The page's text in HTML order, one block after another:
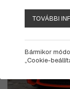
TOVÁBBI
Bármikor
„Cookie-